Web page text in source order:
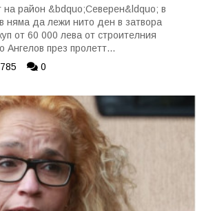
район &bdquo;Северен&ldquo; в
няма да лежи нито ден в затвора
от 60 000 лева от строителния
Ангелов през пролетт...
0